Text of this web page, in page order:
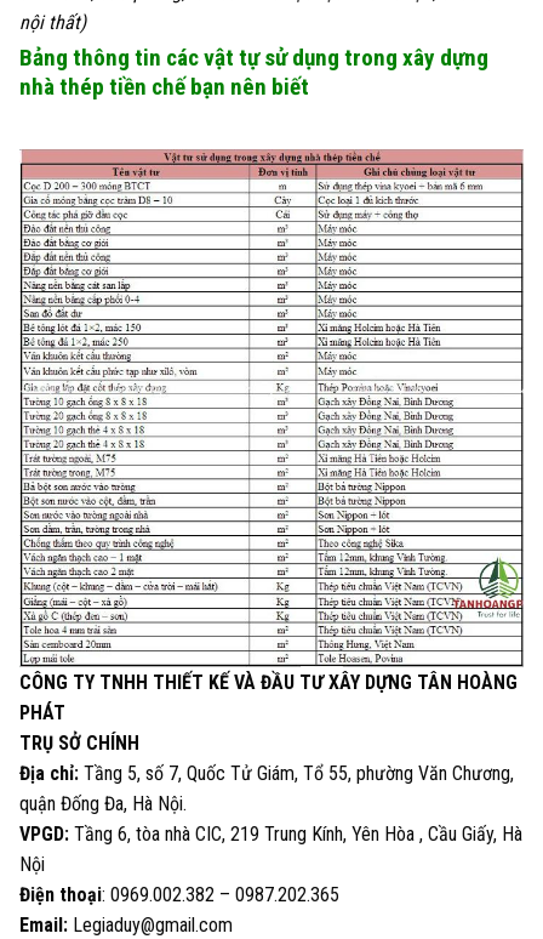
nội thất)
Bảng thông tin các vật tự sử dụng trong xây dựng
nhà thép tiền chế bạn nên biết
CÔNG TY TNHH THIẾT KẾ VÀ ĐẦU TƯ XÂY DỰNG TÂN HOÀNG
PHÁT
TRỤ SỞ CHÍNH
Địa chỉ: Tầng 5, số 7, Quốc Tử Giám, Tổ 55, phường Văn Chương,
quận Đống Đa, Hà Nội.
VPGD: Tầng 6, tòa nhà CIC, 219 Trung Kính, Yên Hòa , Cầu Giấy, Hà
Nội
Điện thoại: 0969.002.382 – 0987.202.365
Email: Legiaduy@gmail.com